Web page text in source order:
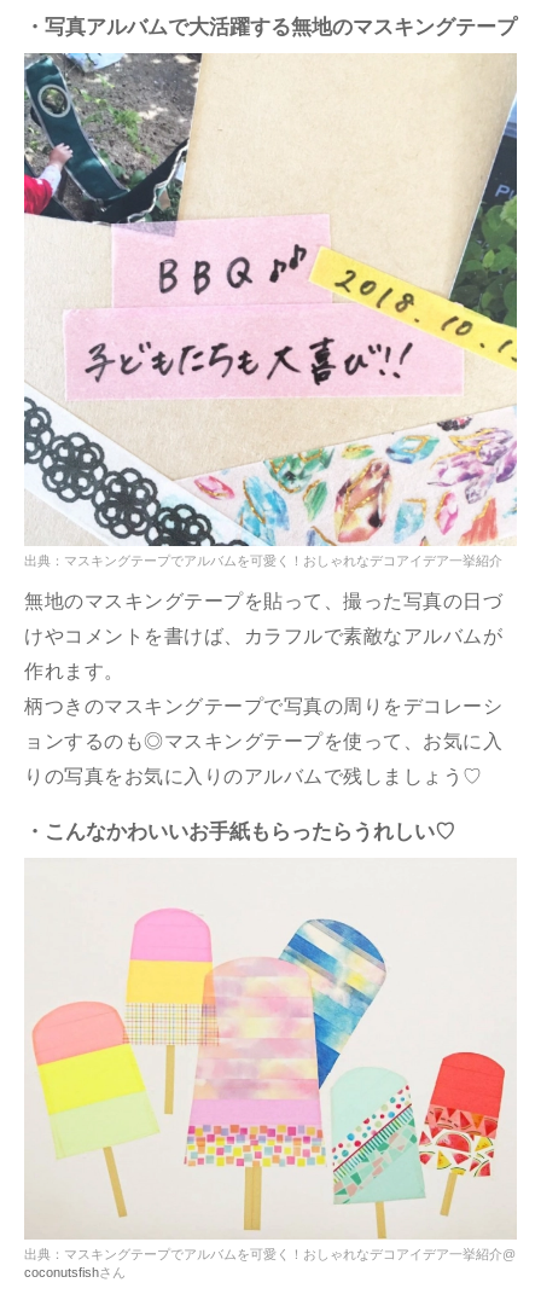
・写真アルバムで大活躍する無地のマスキングテープ
出典：マスキングテープでアルバムを可愛く！おしゃれなデコアイデア一挙紹介
無地のマスキングテープを貼って、撮った写真の日づ
けやコメントを書けば、カラフルで素敵なアルバムが
作れます。
柄つきのマスキングテープで写真の周りをデコレーシ
ョンするのも◎マスキングテープを使って、お気に入
りの写真をお気に入りのアルバムで残しましょう♡
・こんなかわいいお手紙もらったらうれしい♡
出典：マスキングテープでアルバムを可愛く！おしゃれなデコアイデア一挙紹介@
coconutsfishさん